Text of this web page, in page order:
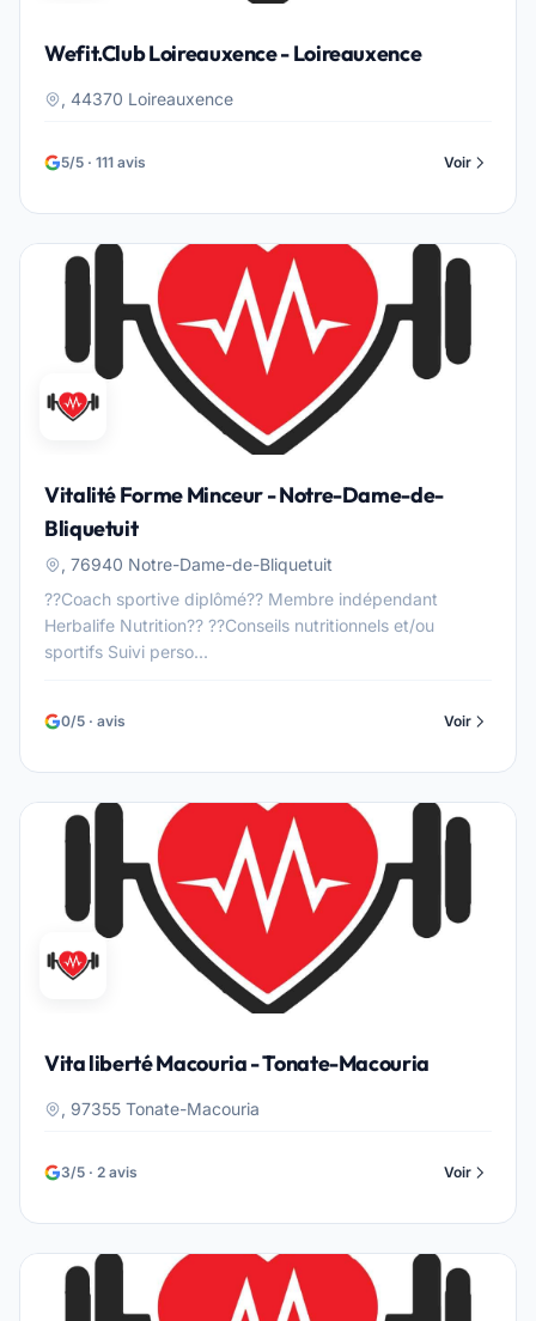
Wefit.Club Loireauxence - Loireauxence
, 44370 Loireauxence
5/5 · 111 avis Voir
Vitalité Forme Minceur - Notre-Dame-de-
Bliquetuit
, 76940 Notre-Dame-de-Bliquetuit
??Coach sportive diplômé?? Membre indépendant
Herbalife Nutrition?? ??Conseils nutritionnels et/ou
sportifs Suivi perso...
0/5 · avis Voir
Vita liberté Macouria - Tonate-Macouria
, 97355 Tonate-Macouria
3/5 · 2 avis Voir